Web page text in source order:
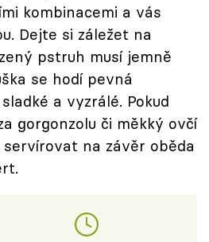
kombinacemi a vás
Dejte si záležet na
pstruh musí jemně
se hodí pevná
a vyzrálé. Pokud
gorgonzolu či měkký ovčí
na závěr oběda